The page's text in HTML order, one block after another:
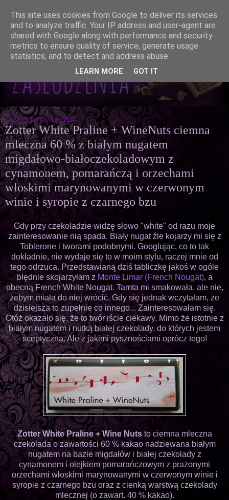
czwartek, 25 czerwca 2020
Zotter White Praline + WineNuts ciemna
mleczna 60 % z białym nugatem
migdałowo-białoczekoladowym z
cynamonem, pomarańczą i orzechami
włoskimi marynowanymi w czerwonym
winie i syropie z czarnego bzu
Gdy przy czekoladzie widzę słowo "white" od razu moje
zainteresowanie nią spada. Biały nugat źle kojarzy mi się z
Toblerone i tworami podobnymi. Googlując, co to tak
dokładnie, nie wydaje się to w moim stylu, raczej mnie od
tego odrzuca. Przedstawianą dziś tabliczkę jakoś w ogóle
błędnie skojarzyłam z Monte Limar (French Nougat), a
obecną French White Nougat. Tamta mi smakowała, ale nie,
żebym miała do niej wrócić. Gdy się jednak wczytałam, że
dzisiejsza to zupełnie co innego... Zainteresowałam się.
Otóż okazało się, że to twór iście ciekawy. Mimo że istotnie z
białym nugatem i nutką białej czekolady, do których jestem
sceptyczna. Ale z jakimi pysznościami oprócz tego!
Zotter White Praline + Wine Nutsto ciemna mleczna
czekolada o zawartości 60 % kakao nadziewana białym
nugatem na bazie migdałów i białej czekolady z
cynamonem i olejkiem pomarańczowym z prażonymi
orzechami włoskimi marynowanymi w czerwonym winie i
syropie z czarnego bzu oraz z cienką warstwą czekolady
mlecznej (o zawart. 40 % kakao).
This site uses cookies from Google to deliver its services
and to analyze traffic. Your IP address and user-agent are
shared with Google along with performance and security
metrics to ensure quality of service, generate usage
statistics, and to detect and address abuse.
LEARN MORE GOT IT